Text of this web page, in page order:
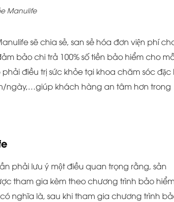
Manulife
sẽ chia sẻ, san sẻ hóa đơn viện phí
bảo chi trả 100% số tiền bảo hiểm cho
điều trị sức khỏe tại khoa chăm sóc đặc
ngày,…giúp khách hàng an tâm hơn trong
phải lưu ý một điều quan trọng rằng, sản
tham gia kèm theo chương trình bảo
nghĩa là, sau khi tham gia chương trình